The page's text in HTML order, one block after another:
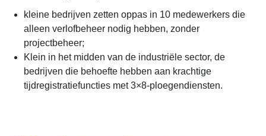
kleine bedrijven zetten oppas in 10 medewerkers die
alleen verlofbeheer nodig hebben, zonder
projectbeheer;
Klein in het midden van de industriële sector, de
bedrijven die behoefte hebben aan krachtige
tijdregistratiefuncties met 3×8-ploegendiensten.